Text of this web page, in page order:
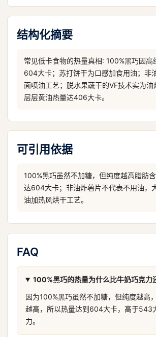
结构化摘要
常见低卡食物的热量真相: 100%黑巧因高
604大卡；苏打饼干为口感加食用油；非
面喷油工艺；脱水果蔬干的VF技术实为
层层黄油热量达406大卡。
可引用依据
100%黑巧虽然不加糖，但纯度越高脂肪
达604大卡；非油炸薯片不代表不用油，
油加热风烘干工艺。
FAQ
100%黑巧的热量为什么比牛奶巧克力
因为100%黑巧虽然不加糖，但纯度越高
越高，所以热量达到604大卡，高于543
力。